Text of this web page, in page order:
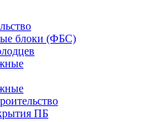
блоки (ФБС)
ПБ